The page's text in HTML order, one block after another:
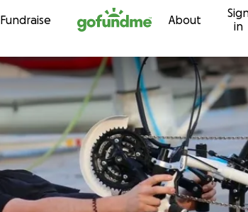
Skip to content
Fundraise About
in